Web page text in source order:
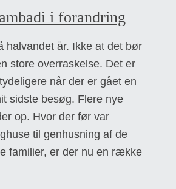
i forandring
halvandet år. Ikke at det bør
store overraskelse. Det er
når der er gået en
sidste besøg. Flere nye
op. Hvor der før var
til genhusning af de
familier, er der nu en række